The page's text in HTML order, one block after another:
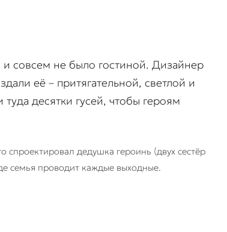
совсем не было гостиной. Дизайнер
её – притягательной, светлой и
десятки гусей, чтобы героям
дедушка героинь (двух сестёр
семья проводит каждые выходные.